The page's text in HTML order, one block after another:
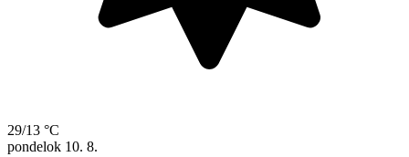
29/13 °C
pondelok 10. 8.